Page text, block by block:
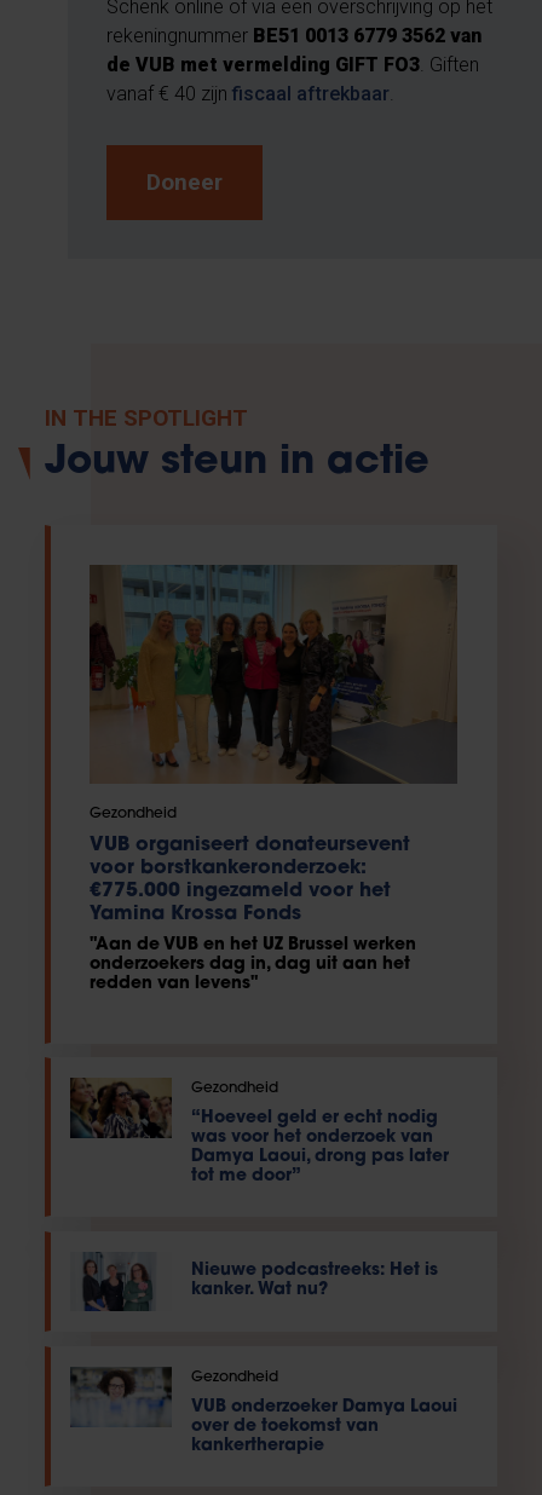
Schenk online of via een overschrijving op het
rekeningnummer BE51 0013 6779 3562 van
de VUB met vermelding GIFT FO3. Giften
vanaf € 40 zijn fiscaal aftrekbaar.
Doneer
IN THE SPOTLIGHT
Jouw steun in actie
Gezondheid
VUB organiseert donateursevent
voor borstkankeronderzoek:
€775.000 ingezameld voor het
Yamina Krossa Fonds
"Aan de VUB en het UZ Brussel werken
onderzoekers dag in, dag uit aan het
redden van levens"
Gezondheid
“Hoeveel geld er echt nodig
was voor het onderzoek van
Damya Laoui, drong pas later
tot me door”
Nieuwe podcastreeks: Het is
kanker. Wat nu?
Gezondheid
VUB onderzoeker Damya Laoui
over de toekomst van
kankertherapie